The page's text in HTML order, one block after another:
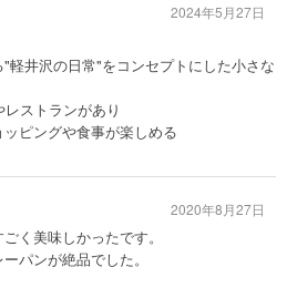
軽井沢の日常"をコンセプトにした小さな
ストランがあり
ピングや食事が楽しめる
2024年5月27日
く美味しかったです。
パンが絶品でした。
2020年8月27日